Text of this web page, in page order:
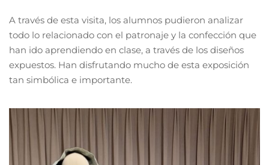
A través de esta visita, los alumnos pudieron analizar
todo lo relacionado con el patronaje y la confección que
han ido aprendiendo en clase, a través de los diseños
expuestos. Han disfrutando mucho de esta exposición
tan simbólica e importante.